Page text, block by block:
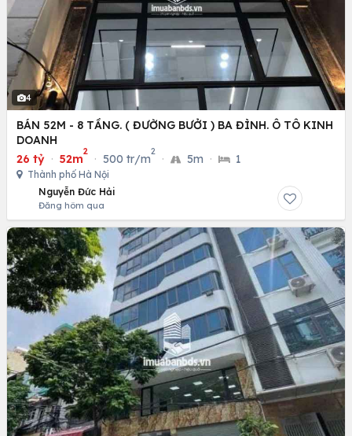
4
BÁN 52M - 8 TẦNG. ( ĐƯỜNG BƯỞI ) BA ĐÌNH. Ô TÔ KINH
DOANH
26 tỷ · 52m
2
· 500 tr/m
2
· 5m · 1
Thành phố Hà Nội
Nguyễn Đức Hải
Đăng hôm qua